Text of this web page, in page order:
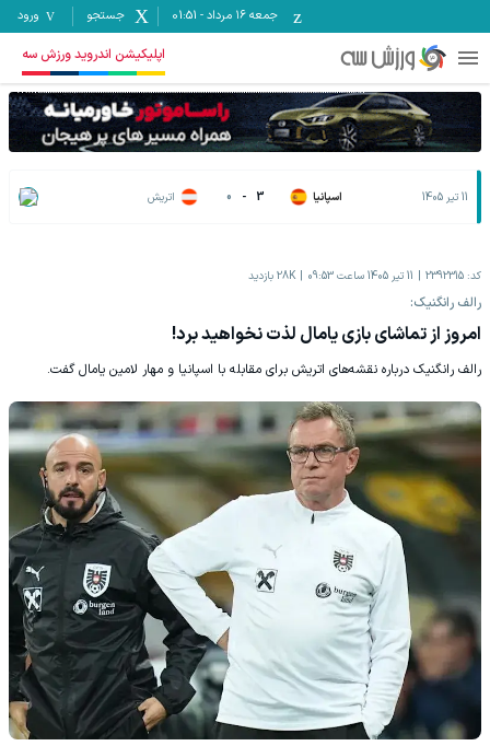
جمعه ۱۶ مرداد -
01:51 جستجو ورود
اپلیکیشن اندروید ورزش سه
11 تیر 1405 اسپانیا 3
-
0 اتریش
کد: 2392315 11 تیر 1405 ساعت 09:53 28K بازدید
رالف رانگنیک:
امروز از تماشای بازی یامال لذت نخواهید برد!
رالف رانگنیک درباره نقشه‌های اتریش برای مقابله با اسپانیا و مهار لامین یامال گفت.